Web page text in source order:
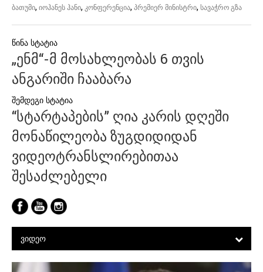
ბათუმი, იოჰანეს ჰანი, კონფერენცია, პრემიერ მინისტრი, სავაჭრო გზა
პოსტის
ნავიგაცია
„ენმ“-მ მოსახლეობას 6 თვის
ანგარიში ჩააბარა
“სტარტაპების” ღია კარის დღეში
მონაწილეობა ზუგდიდიდან
ვიდეოტრანსლირებითაა
შესაძლებელი
ᲕᲘᲓᲔᲝ